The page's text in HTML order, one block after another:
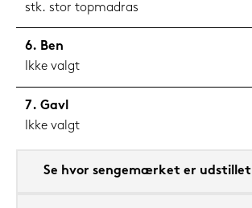
stk. stor topmadras
Ben
Ikke valgt
Gavl
Ikke valgt
Se hvor sengemærket er udstillet